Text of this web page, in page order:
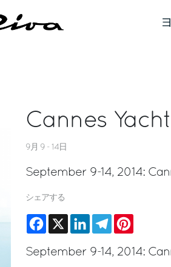
Cannes
9月 9 - 14日
September 9-14, 2014:
シェアする
Facebook
X LinkedInTelegram
September 9-14, 2014: